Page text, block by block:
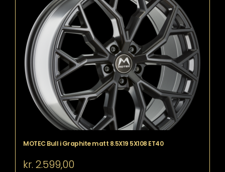
MOTEC Bull i Graphite matt 8.5X19 5X108 ET40
kr. 2.599,00